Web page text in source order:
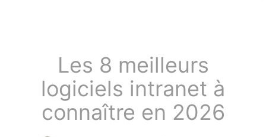
Les 8 meilleurs
logiciels intranet à
connaître en 2026